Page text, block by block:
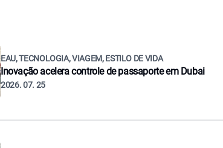
EAU, TECNOLOGIA, VIAGEM, ESTILO DE VIDA
Inovação acelera controle de passaporte em Dubai
2026. 07. 25